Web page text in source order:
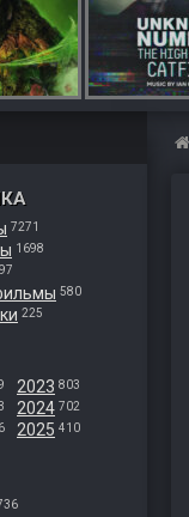
7271
1698
580
225
2023 803
2024 702
2025 410